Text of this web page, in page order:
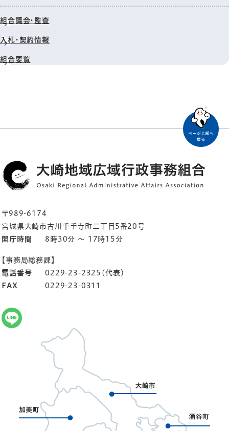
組合議会・監査
入札・契約情報
組合要覧
〒989-6174
宮城県大崎市古川千手寺町二丁目5番20号
開庁時間
8時30分 ～ 17時15分
【事務局総務課】
電話番号
0229-23-2325（代表）
FAX
0229-23-0311